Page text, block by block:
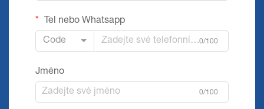
Tel nebo Whatsapp
Code 0/100
Jméno
0/100